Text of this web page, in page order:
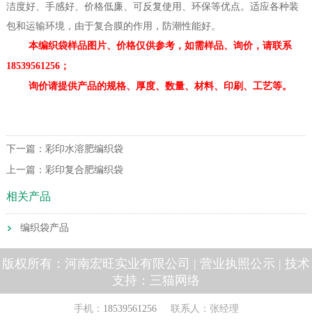
洁度好、手感好、价格低廉、可反复使用、环保等优点。适应各种装
包和运输环境，由于复合膜的作用，防潮性能好。
本编织袋样品图片、价格仅供参考，如需样品、询价，请联系
18539561256；
询价请提供产品的规格、厚度、数量、材料、印刷、工艺等。
下一篇： 彩印水溶肥编织袋
上一篇： 彩印复合肥编织袋
相关产品
编织袋产品
版权所有：河南宏旺实业有限公司 | 营业执照公示 | 技术
支持： 三猫网络
手机： 18539561256联系人：张经理